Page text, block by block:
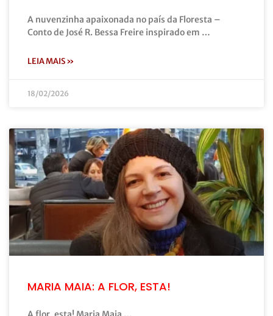
A nuvenzinha apaixonada no país da Floresta –
Conto de José R. Bessa Freire inspirado em …
LEIA MAIS »
18/02/2026
MARIA MAIA: A FLOR, ESTA!